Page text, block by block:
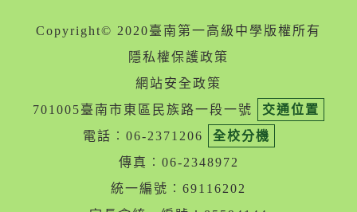
Copyright© 2020臺南第一高級中學版權所有
隱私權保護政策
網站安全政策
701005臺南市東區民族路一段一號
交通位置
電話︰06-2371206
全校分機
傳真︰06-2348972
統一編號︰69116202